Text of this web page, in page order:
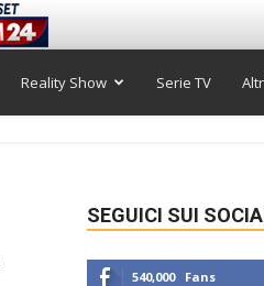
Reality Show Serie TV
SEGUICI SUI
540,000 Fans